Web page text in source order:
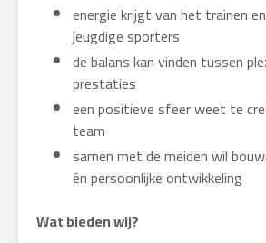
energie krijgt van het trainen
jeugdige sporters
de balans kan vinden tussen
prestaties
een positieve sfeer weet te
team
samen met de meiden wil
én persoonlijke ontwikkeling
Wat bieden wij?